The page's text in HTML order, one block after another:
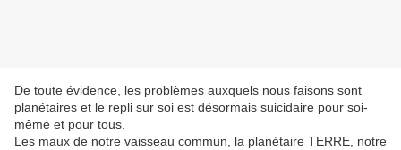
De toute évidence, les problèmes auxquels nous faisons sont
planétaires et le repli sur soi est désormais suicidaire pour soi-
même et pour tous.
Les maux de notre vaisseau commun, la planétaire TERRE, notre